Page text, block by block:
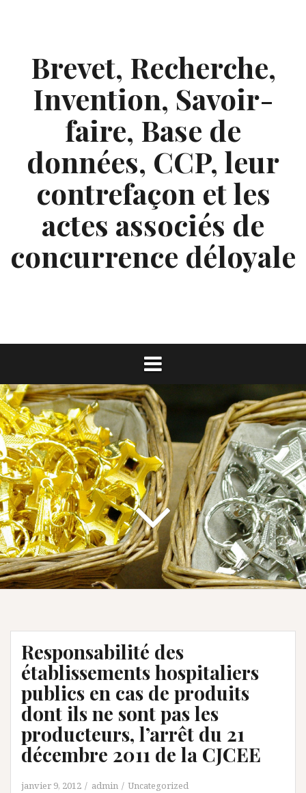
Brevet, Recherche,
Invention, Savoir-
faire, Base de
données, CCP, leur
contrefaçon et les
actes associés de
concurrence déloyale
Responsabilité des
établissements hospitaliers
publics en cas de produits
dont ils ne sont pas les
producteurs, l’arrêt du 21
décembre 2011 de la CJCEE
janvier 9, 2012 admin Uncategorized